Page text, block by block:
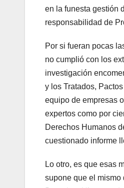
en la funesta gestión
responsabilidad de
Por si fueran pocas
no cumplió con los
investigación
y los Tratados,
equipo de empresas
expertos como por
Derechos Humanos
cuestionado informe
Lo otro, es que esas
supone que el